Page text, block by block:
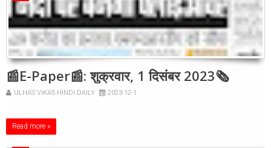
📰E-Paper📰: शुक्रवार, 1 दिसंबर 2023🗞
ULHAS VIKAS HINDI DAILY 2023-12-1
Read more »